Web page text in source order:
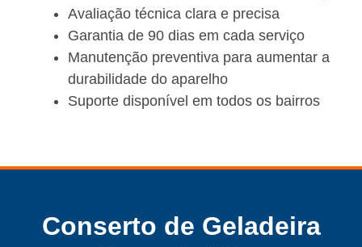
Avaliação técnica clara e precisa
Garantia de 90 dias em cada serviço
Manutenção preventiva para aumentar a
durabilidade do aparelho
Suporte disponível em todos os bairros
Conserto de Geladeira